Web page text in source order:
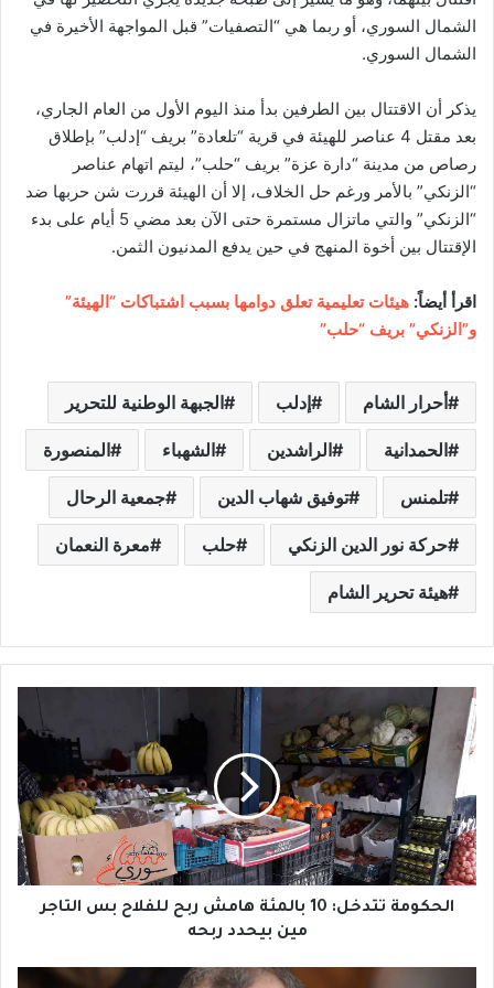
الشمال السوري، أو ربما هي “التصفيات” قبل المواجهة الأخيرة في
الشمال السوري.
يذكر أن الاقتتال بين الطرفين بدأ منذ اليوم الأول من العام الجاري،
بعد مقتل 4 عناصر للهيئة في قرية “تلعادة” بريف “إدلب” بإطلاق
رصاص من مدينة “دارة عزة” بريف “حلب”، ليتم اتهام عناصر
“الزنكي” بالأمر ورغم حل الخلاف، إلا أن الهيئة قررت شن حربها ضد
“الزنكي” والتي ماتزال مستمرة حتى الآن بعد مضي 5 أيام على بدء
الإقتتال بين أخوة المنهج في حين يدفع المدنيون الثمن.
اقرأ أيضاً: هيئات تعليمية تعلق دوامها بسبب اشتباكات “الهيئة”
و”الزنكي” بريف “حلب”
أحرار الشام إدلب الجبهة الوطنية للتحرير
الحمدانية الراشدين الشهباء المنصورة
تلمنس توفيق شهاب الدين جمعية الرحال
حركة نور الدين الزنكي حلب معرة النعمان
هيئة تحرير الشام
ا
ل
ح
و
م
ة
ت
ت
الحكومة تتدخل: 10 بالمئة هامش ربح للفلاح بس التاجر
مين بيحدد ربحه